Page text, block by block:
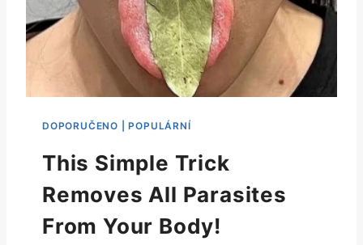
This Simple Trick
Removes All Parasites
From Your Body!